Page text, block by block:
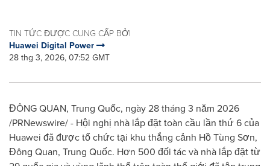
TIN TỨC ĐƯỢC CUNG CẤP BỞI
Huawei Digital Power
28 thg 3, 2026, 07:52 GMT
ĐÔNG QUAN, Trung Quốc, ngày 28 tháng 3 năm 2026
/PRNewswire/ - Hội nghị nhà lắp đặt toàn cầu lần thứ 6 của
Huawei đã được tổ chức tại khu thắng cảnh Hồ Tùng Sơn,
Đông Quan, Trung Quốc. Hơn 500 đối tác và nhà lắp đặt từ